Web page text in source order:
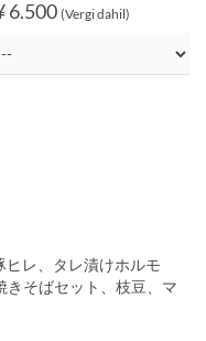
6.500 (Vergi dahil)
レ、タレ漬けホルモ
きそばセット、枝豆、マ